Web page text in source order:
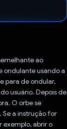
ao
ondulante usando a
para de ondular,
usuário. Depois de
O orbe se
a instrução for
exemplo, abrir o